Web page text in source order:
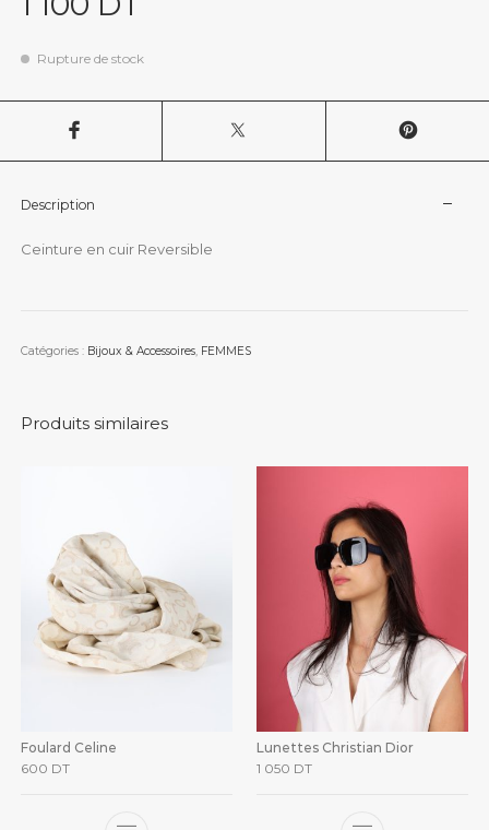
Rupture de stock
Description
Ceinture en cuir Reversible
Catégories : Bijoux & Accessoires, FEMMES
Produits similaires
Foulard Celine
600 DT
Lunettes Christian Dior
1 050 DT